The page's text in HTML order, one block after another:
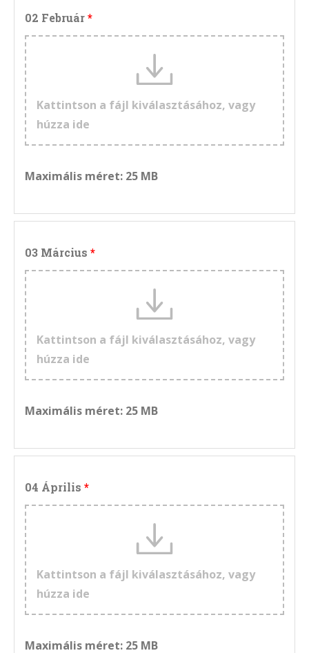
02 Február
Kattintson a fájl kiválasztásához, vagy
húzza ide
Maximális méret: 25 MB
03 Március
Kattintson a fájl kiválasztásához, vagy
húzza ide
Maximális méret: 25 MB
04 Április
Kattintson a fájl kiválasztásához, vagy
húzza ide
Maximális méret: 25 MB